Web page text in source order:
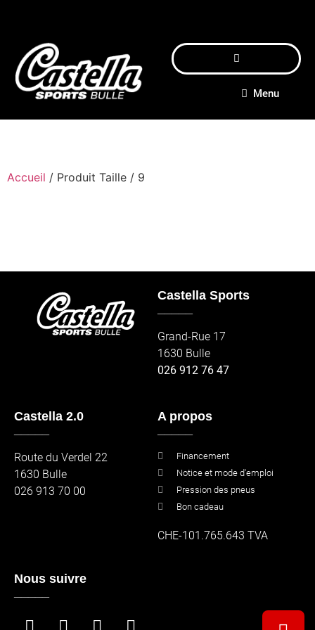
Menu
Accueil / Produit Taille / 9
Castella Sports
Grand-Rue 17
1630 Bulle
026 912 76 47
Castella 2.0
Route du Verdel 22
1630 Bulle
026 913 70 00
A propos
Financement
Notice et mode d'emploi
Pression des pneus
Bon cadeau
CHE-101.765.643 TVA
Nous suivre